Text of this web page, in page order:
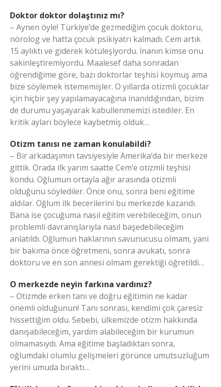
Doktor doktor dolaştınız mı?
– Aynen öyle! Türkiye’de gezmediğim çocuk doktoru,
nörolog ve hatta çocuk psikiyatrı kalmadı. Cem artık
15 aylıktı ve giderek kötüleşiyordu. İnanın kimse onu
sakinleştiremiyordu. Maalesef daha sonradan
öğrendiğime göre, bazı doktorlar teşhisi koymuş ama
bize söylemek istememişler. O yıllarda otizmli çocuklar
için hiçbir şey yapılamayacağına inanıldığından, bizim
de durumu yaşayarak kabullenmemizi istediler. En
kritik ayları böylece kaybetmiş olduk…
Otizm tanısı ne zaman konulabildi?
– Bir arkadaşımın tavsiyesiyle Amerika’da bir merkeze
gittik. Orada ilk yarım saatte Cem’e otizmli teşhisi
kondu. Oğlumun ortayla ağır arasında otizmli
olduğunu söylediler. Önce onu, sonra beni eğitime
aldılar. Oğlum ilk becerilerini bu merkezde kazandı.
Bana ise çocuğuma nasıl eğitim verebileceğim, onun
problemli davranışlarıyla nasıl başedebileceğim
anlatıldı. Oğlumun haklarının savunucusu olmam, yani
bir bakıma önce öğretmeni, sonra avukatı, sonra
doktoru ve en son annesi olmam gerektiği öğretildi…
O merkezde neyin farkına vardınız?
– Otizmde erken tanı ve doğru eğitimin ne kadar
önemli olduğunun! Tanı sonrası, kendimi çok çaresiz
hissettiğim oldu. Sebebi, ülkemizde otizm hakkında
danışabileceğim, yardım alabileceğim bir kurumun
olmamasıydı. Ama eğitime başladıktan sonra,
oğlumdaki olumlu gelişmeleri görünce umutsuzluğum
yerini umuda bıraktı…